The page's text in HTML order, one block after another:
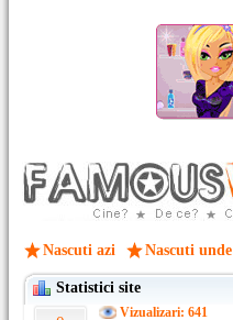
Nascuti azi Nascuti unde
Statistici site
Vizualizari: 641